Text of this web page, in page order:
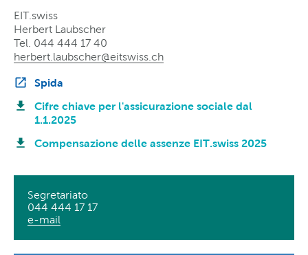
EIT.swiss
Herbert Laubscher
Tel. 044 444 17 40
herbert.laubscher@eitswiss ch
Spida
Cifre chiave per l'assicurazione sociale dal
1.1.2025
Compensazione delle assenze EIT.swiss 2025
Segretariato
044 444 17 17
e-mail